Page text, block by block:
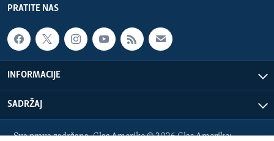
PRATITE NAS
INFORMACIJE
SADRŽAJ
Sva prava zadržana. Glas Amerike © 2026 Glas Amerike: